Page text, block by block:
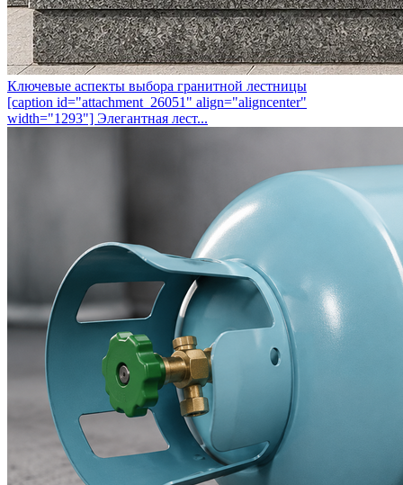
Ключевые аспекты выбора гранитной лестницы
[caption id="attachment_26051" align="aligncenter"
width="1293"] Элегантная лест...